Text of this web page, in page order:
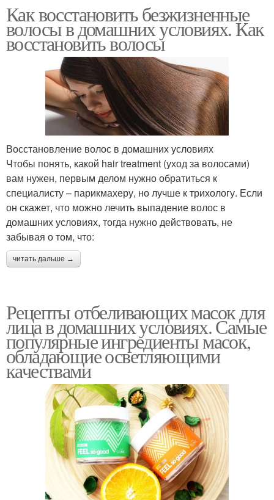
Как восстановить безжизненные
волосы в домашних условиях. Как
восстановить волосы
Восстановление волос в домашних условиях
Чтобы понять, какой hair treatment (уход за волосами)
вам нужен, первым делом нужно обратиться к
специалисту – парикмахеру, но лучше к трихологу. Если
он скажет, что можно лечить выпадение волос в
домашних условиях, тогда нужно действовать, не
забывая о том, что:
читать дальше →
Рецепты отбеливающих масок для
лица в домашних условиях. Самые
популярные ингредиенты масок,
обладающие осветляющими
качествами